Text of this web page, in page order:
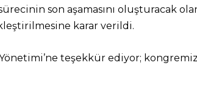
son aşamasını oluşturacak olan
karar verildi.
teşekkür ediyor;